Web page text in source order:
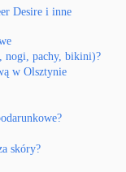
Desire i inne
nogi, pachy, bikini)?
w Olsztynie
skóry?